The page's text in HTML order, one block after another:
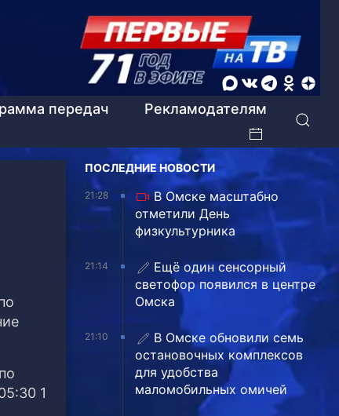
передач
Рекламодателям
1
ПОСЛЕДНИЕ НОВОСТИ
21:28
В Омске масштабно
отметили День
физкультурника
21:14
Ещё один сенсорный
светофор появился в центре
Омска
21:10
В Омске обновили семь
остановочных комплексов
для удобства
маломобильных омичей